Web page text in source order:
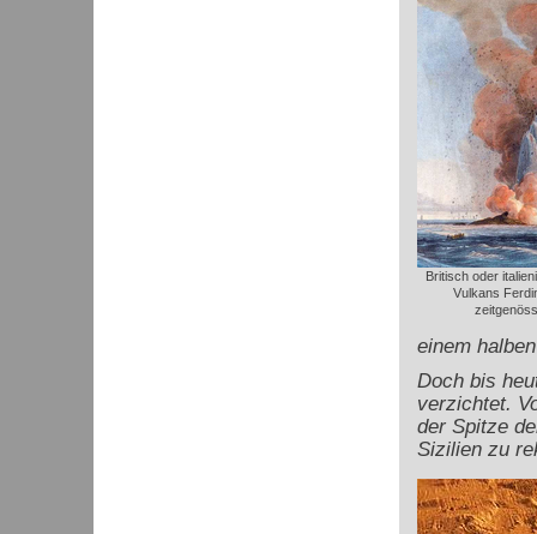
Britisch oder
Vulkans
einem
Doch bis
verzichtet.
der Spitze
Sizilien zu